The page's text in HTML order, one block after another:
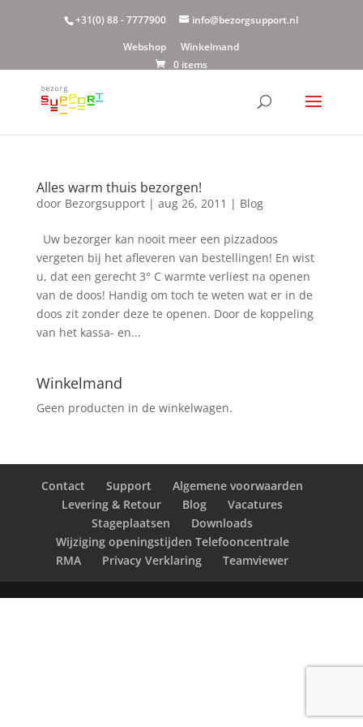
+31(0) 88 - 7777900
info@bezorgsupport.nl
Webshop
Winkelmand
0 items
Alles warm thuis bezorgen!
door Bezorgsupport| aug 26, 2011 | Blog
Uw bezorger kan nooit meer een pizzadoos
vergeten bij het afleveren van bestellingen! En wist
u, dat een gerecht 3° C warmte verliest na openen
van de doos! Handig om toch te weten wat er in de
doos zit zonder deze te openen. Door de koppeling
van het kassa- en...
Winkelmand
Geen producten in de winkelwagen.
Contact Support
Algemene voorwaarden
Levering & Retour
Blog
Vacatures
Stageplaatsen
Downloads
Wijziging openingstijden Telefooncentrale
RMA
Privacy Verklaring Teamviewer